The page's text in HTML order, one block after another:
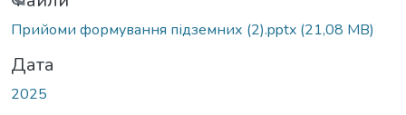
Вантажиться...
Прийоми формування підземних (2).pptx (21,08 MB)
Дата
2025